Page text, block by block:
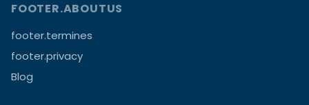
FOOTER.ABOUTUS
footer.termines
footer.privacy
Blog